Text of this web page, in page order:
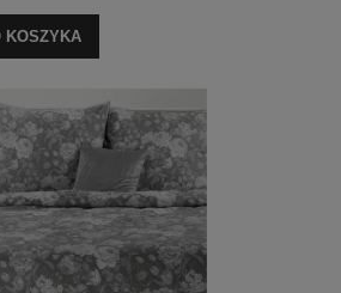
KOSZYKA